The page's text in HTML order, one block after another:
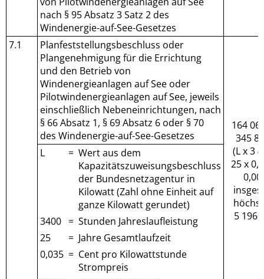
nach § 95 Absatz 3 Satz 2 des
Windenergie-auf-See-Gesetzes
7.1
Planfeststellungsbeschluss oder
Plangenehmigung für die Errichtung
und den Betrieb von
Windenergieanlagen auf See oder
Pilotwindenergieanlagen auf See, jeweils
einschließlich Nebeneinrichtungen, nach
§ 66 Absatz 1, § 69 Absatz 6 oder § 70
des Windenergie-auf-See-Gesetzes
164
345
(L x 3
25 x
5 196
L = Wert aus dem
Kapazitätszuweisungsbeschluss
der Bundesnetzagentur in
Kilowatt (Zahl ohne Einheit auf
ganze Kilowatt gerundet)
3400 = Stunden Jahreslaufleistung
25
= Jahre Gesamtlaufzeit
0,035 = Cent pro Kilowattstunde
Strompreis